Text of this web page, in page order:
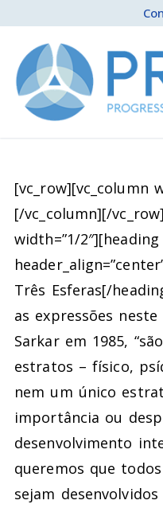
[vc_row][vc_column
[/vc_column][/
width=”1/
Três Esferas[/
as expressões neste
Sarkar em 1985,
estratos – físico,
nem um único
importância ou
desenvolvimento
queremos que
sejam